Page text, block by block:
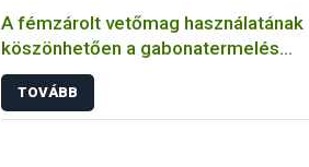
A fémzárolt vetőmag használatának
köszönhetően a gabonatermelés
stabil ágazata hazánk
mezőgazdaságának
TOVÁBB